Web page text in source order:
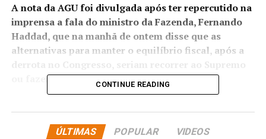
A nota da AGU foi divulgada após ter repercutido na
imprensa a fala do ministro da Fazenda, Fernando
Haddad, que na manhã de ontem disse que as
alternativas para manter o equilíbrio fiscal, após a
ou fazer cortes no orçamento.
CONTINUE READING
ÚLTIMAS POPULAR VIDEOS